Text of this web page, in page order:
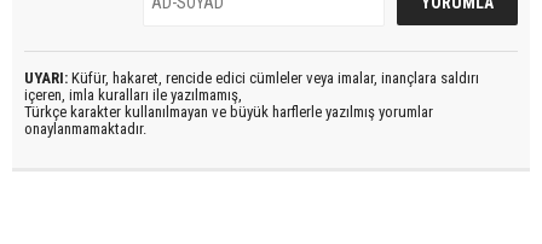
UYARI: Küfür, hakaret, rencide edici cümleler veya imalar, inançlara saldırı
içeren, imla kuralları ile yazılmamış,
Türkçe karakter kullanılmayan ve büyük harflerle yazılmış yorumlar
onaylanmamaktadır.